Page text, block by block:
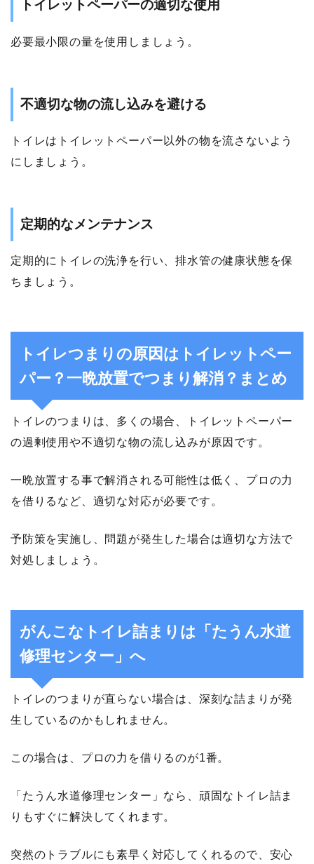
トイレットペーパーの適切な使用
必要最小限の量を使用しましょう。
不適切な物の流し込みを避ける
トイレはトイレットペーパー以外の物を流さないよう
にしましょう。
定期的なメンテナンス
定期的にトイレの洗浄を行い、排水管の健康状態を保
ちましょう。
トイレつまりの原因はトイレットペー
パー？一晩放置でつまり解消？まとめ
トイレのつまりは、多くの場合、トイレットペーパー
の過剰使用や不適切な物の流し込みが原因です。
一晩放置する事で解消される可能性は低く、プロの力
を借りるなど、適切な対応が必要です。
予防策を実施し、問題が発生した場合は適切な方法で
対処しましょう。
がんこなトイレ詰まりは「たうん水道
修理センター」へ
トイレのつまりが直らない場合は、深刻な詰まりが発
生しているのかもしれません。
この場合は、プロの力を借りるのが1番。
「たうん水道修理センター」なら、頑固なトイレ詰ま
りもすぐに解決してくれます。
突然のトラブルにも素早く対応してくれるので、安心